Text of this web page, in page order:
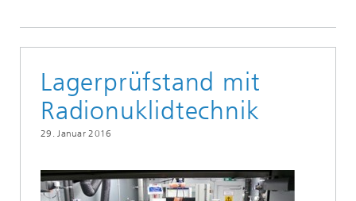
Lagerprüfstand mit
Radionuklidtechnik
29. Januar 2016